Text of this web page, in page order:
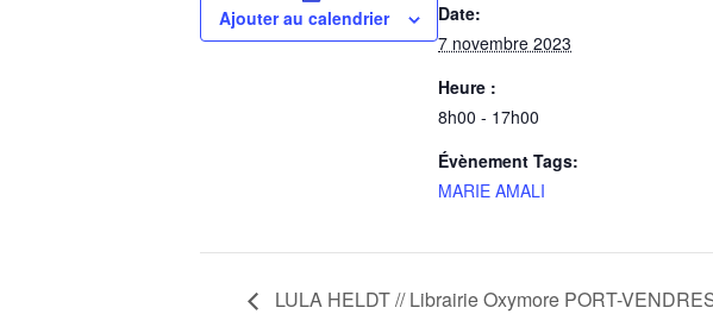
Ajouter au calendrier
Date:
7 novembre 2023
Heure :
8h00 - 17h00
Évènement Tags:
MARIE AMALI
LULA HELDT // Librairie Oxymore PORT-